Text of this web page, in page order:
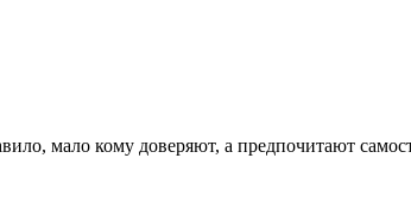
мало кому доверяют, а предпочитают